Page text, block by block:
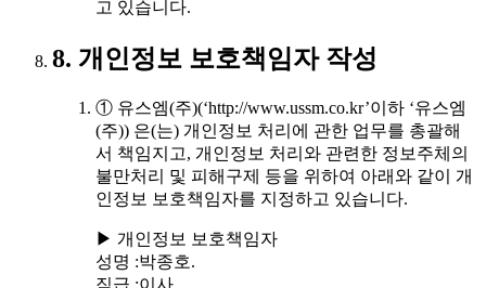
고 있습니다.
8. 개인정보 보호책임자 작성
① 유스엠(주)(‘http://www.ussm.co.kr’이하 ‘유스엠
(주)) 은(는) 개인정보 처리에 관한 업무를 총괄해
서 책임지고, 개인정보 처리와 관련한 정보주체의
불만처리 및 피해구제 등을 위하여 아래와 같이 개
인정보 보호책임자를 지정하고 있습니다.
▶ 개인정보 보호책임자
성명 :박종호.
직급 :이사